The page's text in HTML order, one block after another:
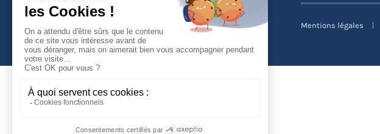
Mentions légales